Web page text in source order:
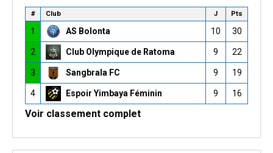
# Club J Pts
1 AS Bolonta 10 30
2 Club Olympique de Ratoma 9 22
3 Sangbrala FC 9 19
4 Espoir Yimbaya Féminin 9 16
Voir classement complet